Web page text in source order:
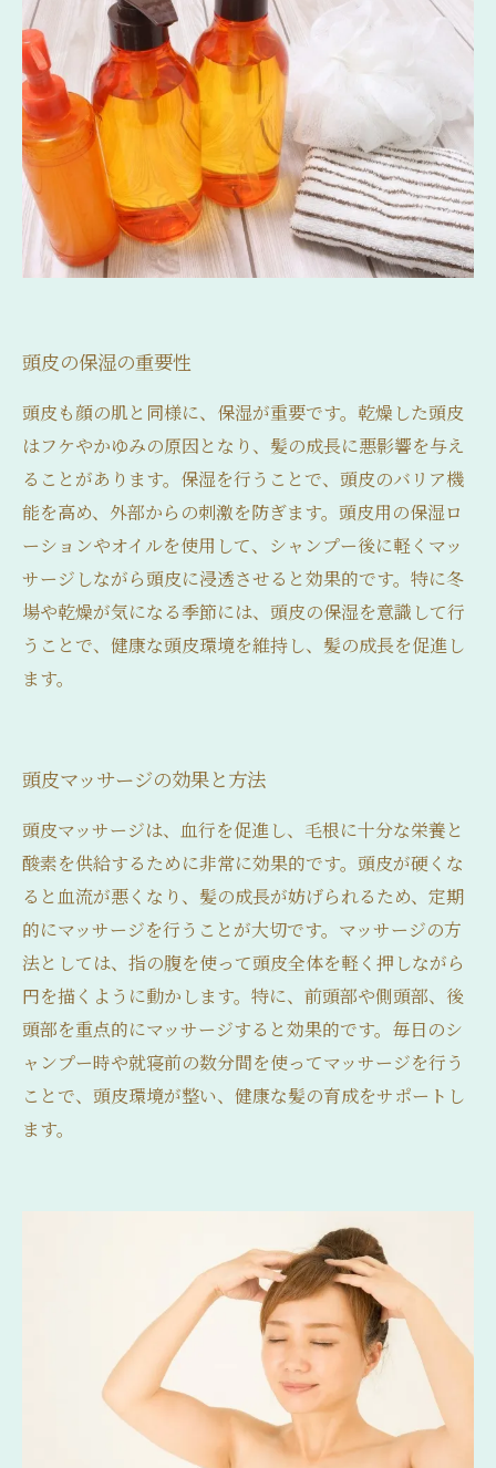
頭皮の保湿の重要性
頭皮も顔の肌と同様に、保湿が重要です。乾燥した頭皮
はフケやかゆみの原因となり、髪の成長に悪影響を与え
ることがあります。保湿を行うことで、頭皮のバリア機
能を高め、外部からの刺激を防ぎます。頭皮用の保湿ロ
ーションやオイルを使用して、シャンプー後に軽くマッ
サージしながら頭皮に浸透させると効果的です。特に冬
場や乾燥が気になる季節には、頭皮の保湿を意識して行
うことで、健康な頭皮環境を維持し、髪の成長を促進し
ます。
頭皮マッサージの効果と方法
頭皮マッサージは、血行を促進し、毛根に十分な栄養と
酸素を供給するために非常に効果的です。頭皮が硬くな
ると血流が悪くなり、髪の成長が妨げられるため、定期
的にマッサージを行うことが大切です。マッサージの方
法としては、指の腹を使って頭皮全体を軽く押しながら
円を描くように動かします。特に、前頭部や側頭部、後
頭部を重点的にマッサージすると効果的です。毎日のシ
ャンプー時や就寝前の数分間を使ってマッサージを行う
ことで、頭皮環境が整い、健康な髪の育成をサポートし
ます。